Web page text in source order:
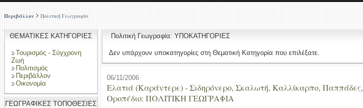
Περιβάλλον Πολιτική Γεωγραφία
ΘΕΜΑΤΙΚΕΣ ΚΑΤΗΓΟΡΙΕΣ
Τουρισμός - Σύγχρονη
Ζωή
Πολιτισμός
Περιβάλλον
Οικονομία
ΓΕΩΓΡΑΦΙΚΕΣ ΤΟΠΟΘΕΣΙΕΣ
Πολιτική Γεωγραφία: ΥΠΟΚΑΤΗΓΟΡΙΕΣ
Δεν υπάρχουν υποκατηγορίες στη Θεματική Κατηγορία που επιλέξατε.
06/11/2006
Ελατιά (Καράντερε) - Σιδηρόνερο, Σκαλωτή, Καλλίκαρπο, Παππάδες,
Οροπέδιο: ΠΟΛΙΤΙΚΗ ΓΕΩΓΡΑΦΙΑ